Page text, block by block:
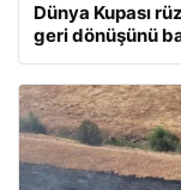
Dünya Kupası
geri dönüşünü